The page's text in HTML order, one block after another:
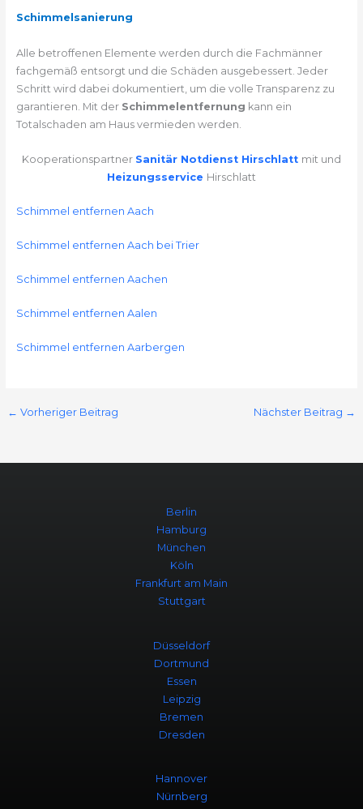
Schimmelsanierung
Alle betroffenen Elemente werden durch die Fachmänner
fachgemäß entsorgt und die Schäden ausgebessert. Jeder
Schritt wird dabei dokumentiert, um die volle Transparenz zu
garantieren. Mit der Schimmelentfernung kann ein
Totalschaden am Haus vermieden werden.
Kooperationspartner Sanitär Notdienst Hirschlatt mit und
Heizungsservice Hirschlatt
Schimmel entfernen Aach
Schimmel entfernen Aach bei Trier
Schimmel entfernen Aachen
Schimmel entfernen Aalen
Schimmel entfernen Aarbergen
← Vorheriger Beitrag Nächster Beitrag →
Berlin
Hamburg
München
Köln
Frankfurt am Main
Stuttgart
Düsseldorf
Dortmund
Essen
Leipzig
Bremen
Dresden
Hannover
Nürnberg